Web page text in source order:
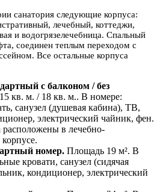
санатория следующие корпуса:
лечебный, коттеджи,
и водогрязелечебница. Спальный
соединен теплым переходом с
Все остальные корпуса
с балконом / без
кв. м. / 18 кв. м.. В номере:
санузел (душевая кабина), ТВ,
электрический чайник, фен.
расположены в лечебно-
номер. Площадь 19 м². В
кровати, санузел (сидячая
кондиционер, электрический